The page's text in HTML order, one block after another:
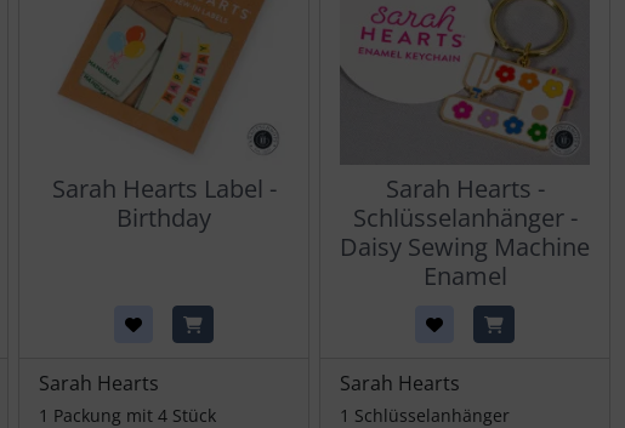
Sarah Hearts Label -
Birthday
Sarah Hearts
1 Packung mit 4 Stück
Sarah Hearts -
Schlüsselanhänger -
Daisy Sewing Machine
Enamel
Sarah Hearts
1 Schlüsselanhänger